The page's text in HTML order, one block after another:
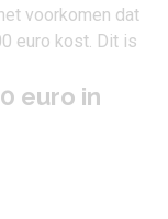
voorkomen dat
euro kost. Dit is
euro in